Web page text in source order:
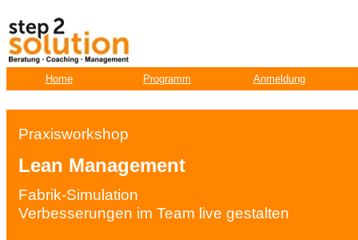
Home Programm Anmeldung
Praxisworkshop
Lean Management
Fabrik-Simulation
Verbesserungen im Team live gestalten